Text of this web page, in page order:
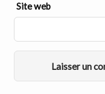
Site web